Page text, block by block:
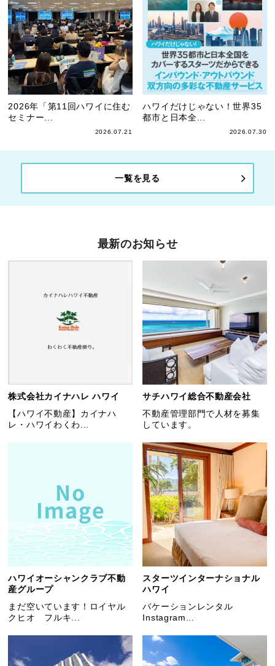
2026年「第11回ハワイに住む
セミナー...
2026.07.21
ハワイだけじゃない！世界35
都市と日本全...
2026.07.30
一覧を見る
最新のお知らせ
株式会社カイナハレ ハワイ
【ハワイ不動産】カイナハ
レ・ハワイわくわ...
サチハワイ総合不動産会社
不動産管理部門で人材を募集
しています。
ハワイオーシャンクラブ不動
産グループ
まだ空いています！ロイヤル
クヒオ フルキ...
スターツインターナショナル
ハワイ
バケーションレンタル
Instagram...